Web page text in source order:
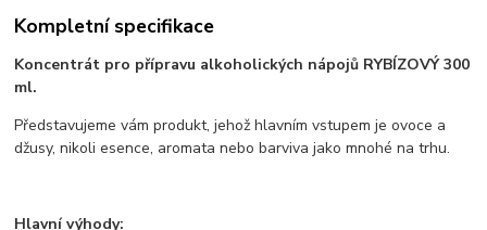
Kompletní specifikace
Koncentrát pro přípravu alkoholických nápojů RYBÍZOVÝ 300
ml.
Představujeme vám produkt, jehož hlavním vstupem je ovoce a
džusy, nikoli esence, aromata nebo barviva jako mnohé na trhu.
Hlavní výhody: